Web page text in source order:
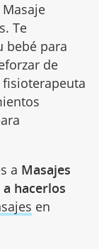
Masaje
Te
bebé para
de
a Masajes
hacerlos
en